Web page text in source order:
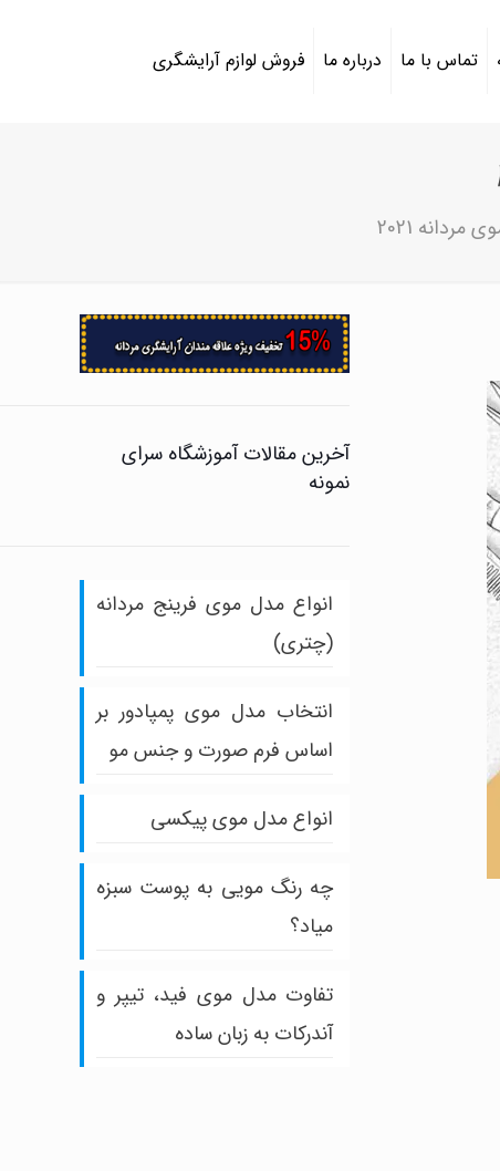
تماس با ما درباره ما فروش لوازم آرایشگری
2021
آخرین مقالات آموزشگاه سرای
نمونه
انواع مدل موی فرینج مردانه
(چتری)
انتخاب مدل موی پمپادور بر
اساس فرم صورت و جنس مو
انواع مدل موی پیکسی
چه رنگ مویی به پوست سبزه
میاد؟
تفاوت مدل موی فید، تیپر و
آندرکات به زبان ساده